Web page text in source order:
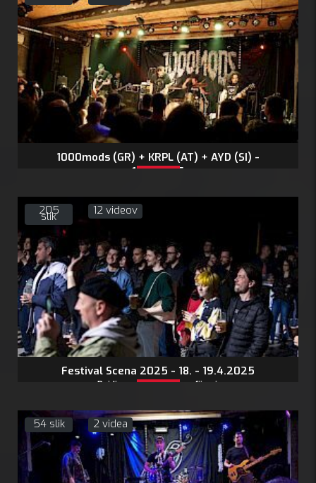
1000mods (GR) + KRPL (AT) + AYD (SI) -
19.4.2025
205
slik 12 videov
Festival Scena 2025 - 18. - 19.4.2025
Pojdi na stran s fotografijami:
54 slik 2 videa